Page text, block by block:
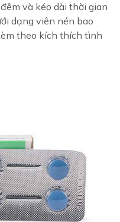
và kéo dài thời gian
dạng viên nén bao
theo kích thích tình